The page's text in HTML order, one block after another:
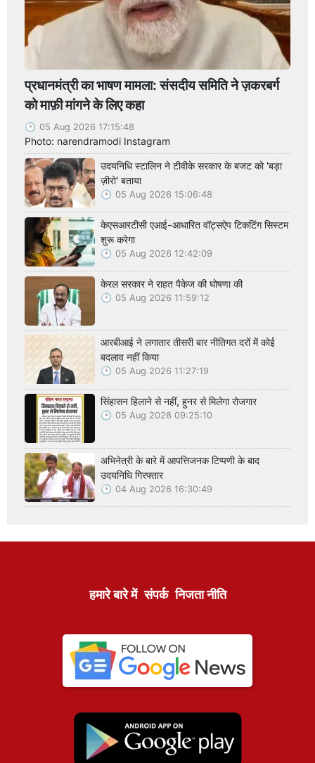
प्रधानमंत्री का भाषण मामला: संसदीय समिति ने ज़करबर्ग
को माफ़ी मांगने के लिए कहा
05 Aug 2026 17:15:48
Photo: narendramodi Instagram
उदयनिधि स्टालिन ने टीवीके सरकार के बजट को 'बड़ा
ज़ीरो' बताया
05 Aug 2026 15:06:48
केएसआरटीसी एआई-आधारित वॉट्सऐप टिकटिंग सिस्टम
शुरू करेगा
05 Aug 2026 12:42:09
केरल सरकार ने राहत पैकेज की घोषणा की
05 Aug 2026 11:59:12
आरबीआई ने लगातार तीसरी बार नीतिगत दरों में कोई
बदलाव नहीं किया
05 Aug 2026 11:27:19
सिंहासन हिलाने से नहीं, हुनर से मिलेगा रोजगार
05 Aug 2026 09:25:10
अभिनेत्री के बारे में आपत्तिजनक टिप्पणी के बाद
उदयनिधि गिरफ्तार
04 Aug 2026 16:30:49
हमारे बारे में संपर्क निजता नीति